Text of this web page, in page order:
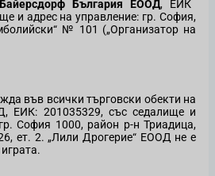
България ЕООД, ЕИК
и адрес на управление: гр. София,
№ 101 („Организатор на
във всички търговски обекти на
ЕИК: 201035329, със седалище и
София 1000, район р-н Триадица,
ет. 2. „Лили Дрогерие“ ЕООД не е